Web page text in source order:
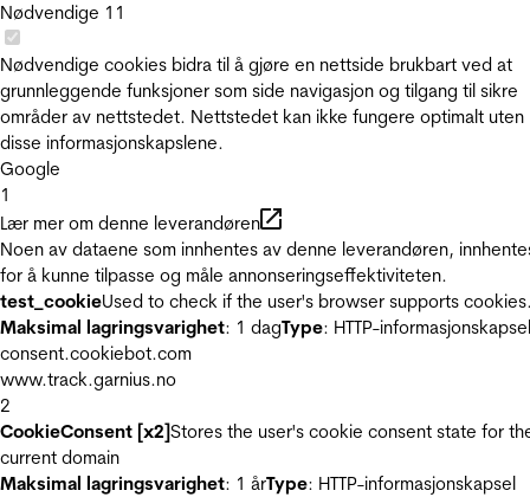
Nødvendige 11
Nødvendige cookies bidra til å gjøre en nettside brukbart ved at
grunnleggende funksjoner som side navigasjon og tilgang til sikre
områder av nettstedet. Nettstedet kan ikke fungere optimalt uten
disse informasjonskapslene.
Google
1
Lær mer om denne leverandøren
Noen av dataene som innhentes av denne leverandøren,
for å kunne tilpasse og måle annonseringseffektiviteten.
test_cookieUsed to check if the user's browser supports
Maksimal lagringsvarighet: 1 dagType: HTTP-informasjonskapsel
consent.cookiebot.com
www.track.garnius.no
2
CookieConsent [x2]Stores the user's cookie consent state for
current domain
Maksimal lagringsvarighet: 1 årType: HTTP-informasjonskapsel